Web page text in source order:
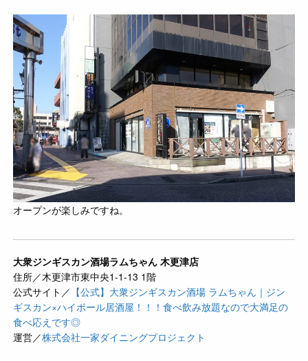
オープンが楽しみですね。
大衆ジンギスカン酒場ラムちゃん 木更津店
住所／木更津市東中央1-1-13 1階
公式サイト／ 【公式】大衆ジンギスカン酒場 ラムちゃん｜ジン
ギスカン×ハイボール居酒屋！！！食べ飲み放題なので大満足の
食べ応えです◎
運営／株式会社一家ダイニングプロジェクト